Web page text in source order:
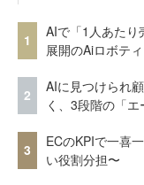
1
AIで「1人あたり
展開のAiロボテ
2
AIに見つけられ
く、3段階の「
3
ECのKPIで一喜
い役割分担〜